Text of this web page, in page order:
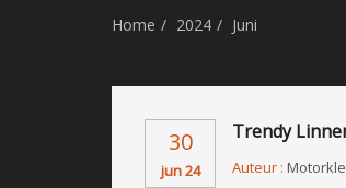
Home 2024 Juni
30
jun 24
Trendy
Auteur :